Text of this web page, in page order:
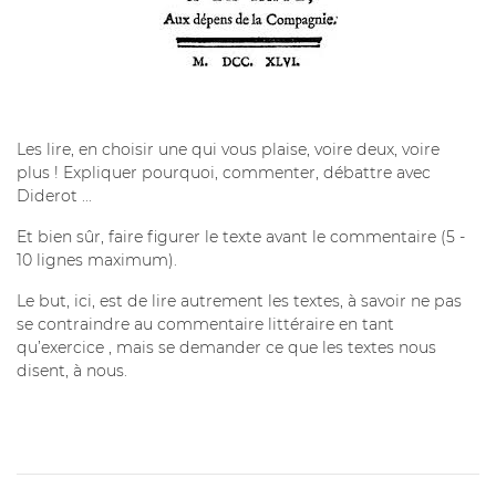
Les lire, en choisir une qui vous plaise, voire deux, voire
plus ! Expliquer pourquoi, commenter, débattre avec
Diderot ...
Et bien sûr, faire figurer le texte avant le commentaire (5 -
10 lignes maximum).
Le but, ici, est de lire autrement les textes, à savoir ne pas
se contraindre au commentaire littéraire en tant
qu’exercice , mais se demander ce que les textes nous
disent, à nous.